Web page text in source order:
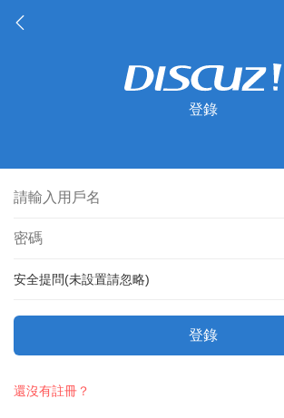
登錄
安全提問(未設置請忽略)
登錄
還沒有註冊？